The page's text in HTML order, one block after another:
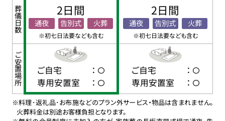
葬儀日数
ご安置場所
2日間
通夜 告別式 火葬
※初七日法要なども含む
ご自宅
：
専用安置室
：
2日間
通夜 告別式 火葬
※初七日法要なども含む
ご自宅
：
専用安置室
：
※料理･返礼品･お布施などのプラン外サービス・物品は含まれません。
火葬料金は別途お客様負担となります。